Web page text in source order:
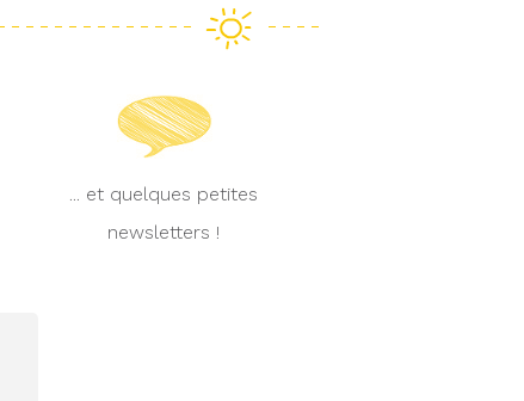
... et quelques petites
newsletters !